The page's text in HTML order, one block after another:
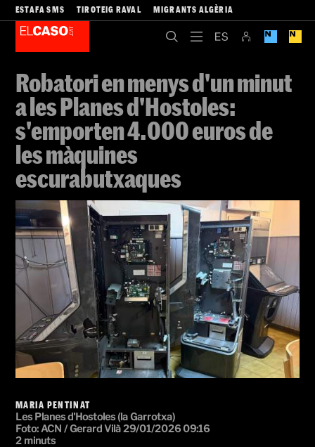
ESTAFA SMS TIROTEIG RAVAL MIGRANTS ALGÈRIA
Robatori en menys d'un minut
a les Planes d'Hostoles:
s'emporten 4.000 euros de
les màquines
escurabutxaques
MARIA PENTINAT
Les Planes d'Hostoles (la Garrotxa)
Foto: ACN / Gerard Vilà29/01/2026 09:16
2 minuts